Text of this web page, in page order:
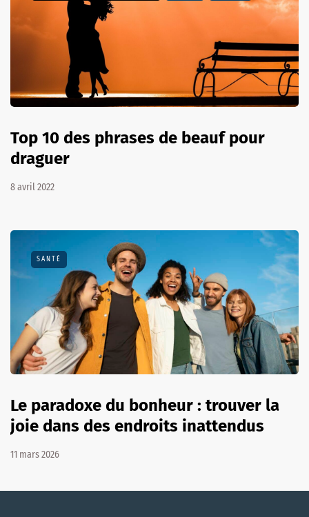
Top 10 des phrases de beauf pour
draguer
8 avril 2022
SANTÉ
Le paradoxe du bonheur : trouver la
joie dans des endroits inattendus
11 mars 2026